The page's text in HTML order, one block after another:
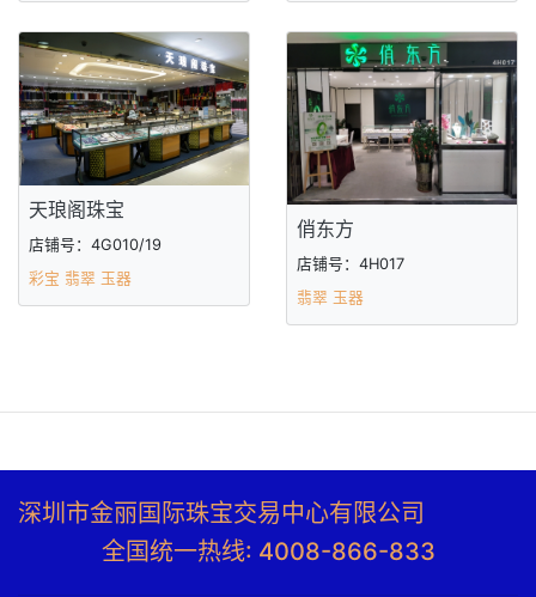
天琅阁珠宝
店铺号：4G010/19
彩宝 翡翠 玉器
俏东方
店铺号：4H017
翡翠 玉器
深圳市金丽国际珠宝交易中心有限公司
全国统一热线: 4008-866-833